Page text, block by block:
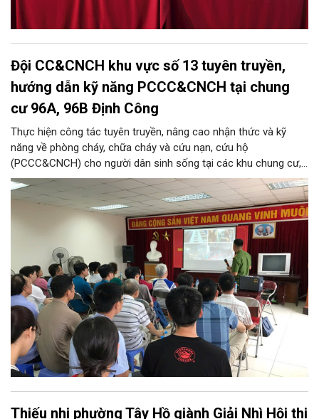
Đội CC&CNCH khu vực số 13 tuyên truyền,
hướng dẫn kỹ năng PCCC&CNCH tại chung
cư 96A, 96B Định Công
Thực hiện công tác tuyên truyền, nâng cao nhận thức và kỹ
năng về phòng cháy, chữa cháy và cứu nạn, cứu hộ
(PCCC&CNCH) cho người dân sinh sống tại các khu chung cư,
ngày 31/7/2026, Đội Cảnh sát chữa cháy và cứu nạn, cứu hộ
khu vực số 13 - Phòng Cảnh sát PCCC&CNCH, Công an thành
phố Hà Nội đã phối hợp với Ban quản lý hai tòa nhà chung cư
96A và 96B Định Công (phường Phương Liệt, thành phố Hà Nội)
tổ chức buổi tuyên truyền, phổ biến kiến thức và kỹ năng về
PCCC&CNCH.
Thiếu nhi phường Tây Hồ giành Giải Nhì Hội thi